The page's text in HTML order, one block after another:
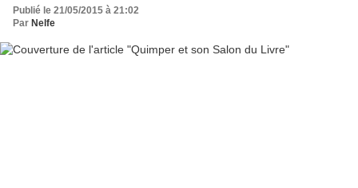
Publié le 21/05/2015 à 21:02
Par Nelfe